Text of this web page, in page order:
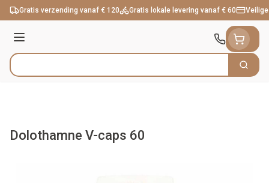
Ga naar de inhoud
Gratis verzending vanaf € 120 Gratis lokale levering vanaf € 60
Menu
Product, merk, categorie... Zoek
Dolothamne V-caps 60